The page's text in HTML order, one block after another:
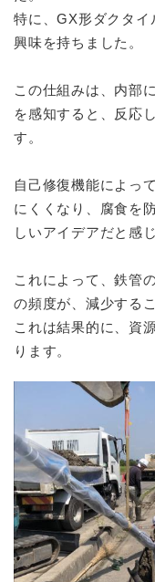
特に、GX形ダクタイ
興味を持ちました。
この仕組みは、内部
を感知すると、反応
す。
自己修復機能によっ
にくくなり、腐食を
しいアイデアだと感
これによって、鉄管
の頻度が、減少する
これは結果的に、資
ります。